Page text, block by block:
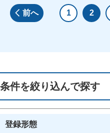
前へ 1 2
条件を絞り込んで探す
登録形態